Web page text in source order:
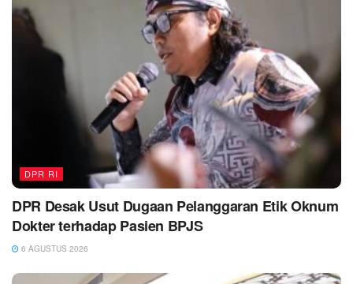
DPR RI
DPR Desak Usut Dugaan Pelanggaran Etik Oknum
Dokter terhadap Pasien BPJS
6 AGUSTUS 2026